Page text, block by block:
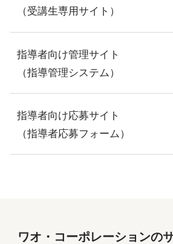
（受講生専用サイト）
指導者向け管理サイト
（指導管理システム）
指導者向け応募サイト
（指導者応募フォーム）
ワオ・コーポレーションの